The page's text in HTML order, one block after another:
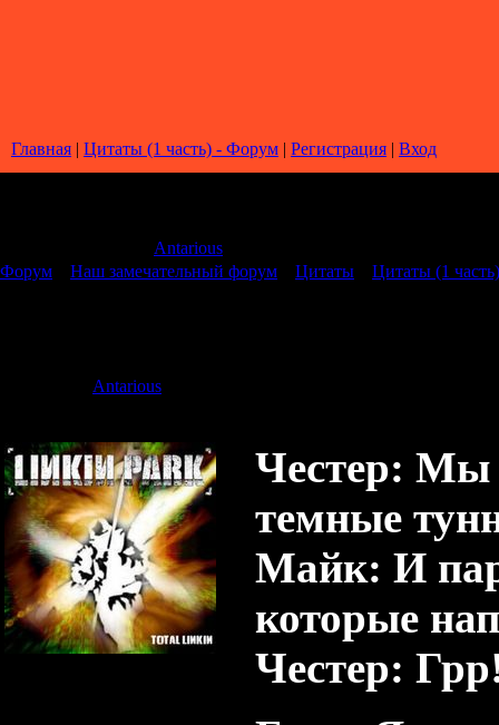
Главная | Цитаты (1 часть) - Форум | Регистрация | Вход
Antarious
Форум
Наш замечательный форум Цитаты
Цитаты (1 часть)
Antarious
Честер: Мы
темные
Майк: И
которые
Честер: